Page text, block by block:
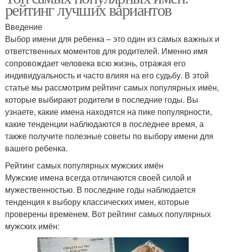
рейтинг лучших вариантов
Введение
Выбор имени для ребенка – это один из самых важных и
ответственных моментов для родителей. Именно имя
сопровождает человека всю жизнь, отражая его
индивидуальность и часто влияя на его судьбу. В этой
статье мы рассмотрим рейтинг самых популярных имён,
которые выбирают родители в последние годы. Вы
узнаете, какие имена находятся на пике популярности,
какие тенденции наблюдаются в последнее время, а
также получите полезные советы по выбору имени для
вашего ребенка.
Рейтинг самых популярных мужских имён
Мужские имена всегда отличаются своей силой и
мужественностью. В последние годы наблюдается
тенденция к выбору классических имен, которые
проверены временем. Вот рейтинг самых популярных
мужских имён: